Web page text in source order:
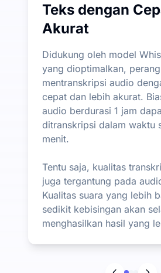
Teks dengan
Akurat
Didukung oleh model
yang dioptimalkan,
mentranskripsi audio
cepat dan lebih akurat.
audio berdurasi 1 jam
ditranskripsi dalam waktu
menit.
Tentu saja, kualitas
juga tergantung pada
Kualitas suara yang lebih
sedikit kebisingan akan
menghasilkan hasil yang